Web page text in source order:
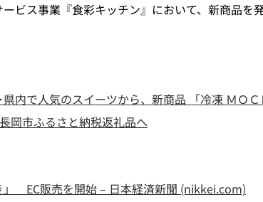
ビス事業『食彩キッチン』において、新商品を
内で人気のスイーツから、新商品 「冷凍 ＭＯ
岡市ふるさと納税返礼品へ
」 EC販売を開始 – 日本経済新聞 (nikkei.com)